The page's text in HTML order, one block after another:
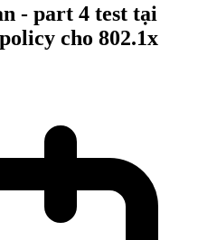
- part 4 test tại
cho 802.1x